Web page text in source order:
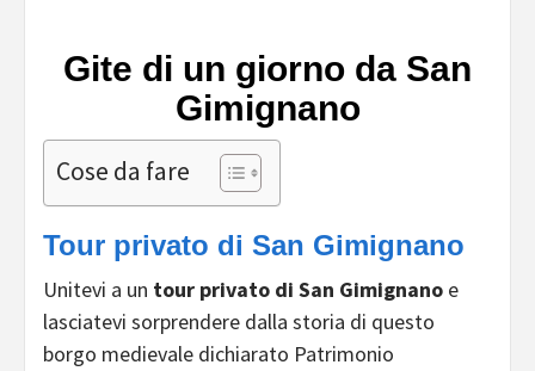
Gite di un giorno da San
Gimignano
Cose da fare
Tour privato di San Gimignano
Unitevi a un tour privato di San Gimignano e
lasciatevi sorprendere dalla storia di questo
borgo medievale dichiarato Patrimonio